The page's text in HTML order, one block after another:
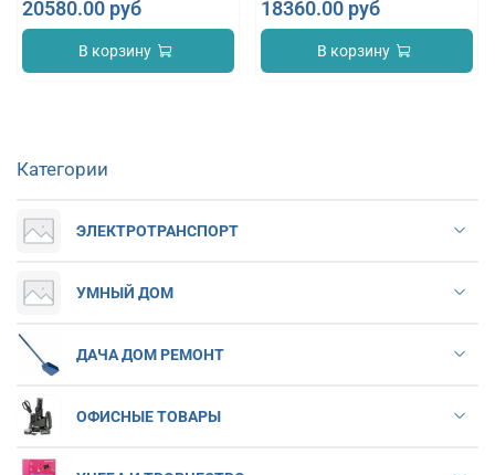
20580.00 руб
В корзину
18360.00 руб
В корзину
Категории
ЭЛЕКТРОТРАНСПОРТ
УМНЫЙ ДОМ
ДАЧА ДОМ РЕМОНТ
ОФИСНЫЕ ТОВАРЫ